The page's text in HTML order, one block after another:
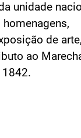
unidade
de
ao
1842.